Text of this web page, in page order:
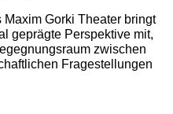
Gorki Theater bringt
geprägte Perspektive mit,
zwischen
Fragestellungen